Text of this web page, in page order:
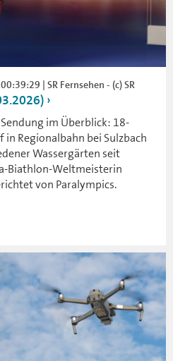
| SR Fernsehen - (c) SR
im Überblick: 18-
Regionalbahn bei Sulzbach
Wassergärten seit
Biathlon-Weltmeisterin
von Paralympics.